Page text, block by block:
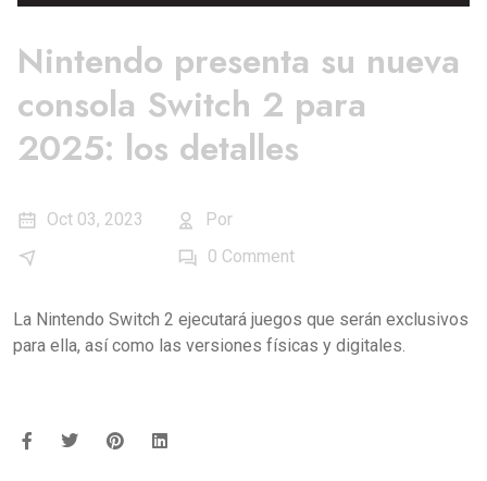
Nintendo presenta su nueva
consola Switch 2 para
2025: los detalles
Oct 03, 2023 Por
0 Comment
La Nintendo Switch 2 ejecutará juegos que serán exclusivos
para ella, así como las versiones físicas y digitales.